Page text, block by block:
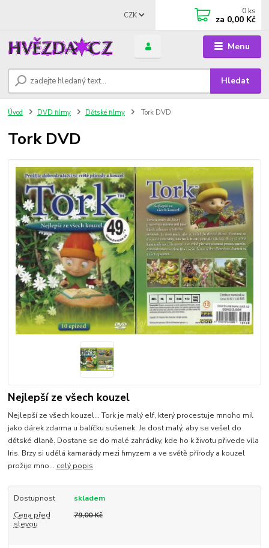
Menu
CZK
Hledat
0 ks
za 0,00 Kč
Úvod DVD filmy Dětské filmy Tork DVD
Tork DVD
Nejlepší ze všech kouzel
Nejlepší ze všech kouzel... Tork je malý elf, který procestuje mnoho mil
jako dárek zdarma u balíčku sušenek. Je dost malý, aby se vešel do
dětské dlaně. Dostane se do malé zahrádky, kde ho k životu přivede víla
Iris. Brzy si udělá kamarády mezi hmyzem a ve světě přírody a kouzel
prožije mno... celý popis
Dostupnost
skladem
Cena před
slevou
79,00 Kč